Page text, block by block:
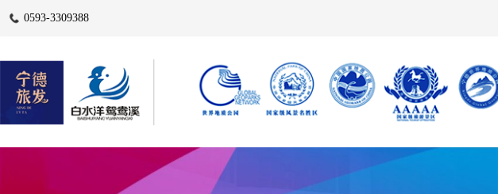
0593-3309388